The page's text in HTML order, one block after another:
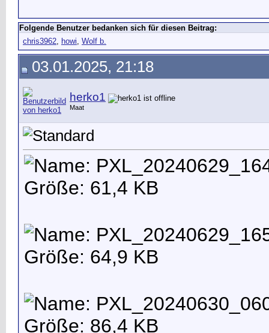
Folgende Benutzer bedanken sich für diesen Beitrag:
chris3962, howi, Wolf b.
03.01.2025, 21:18
herko1
Maat